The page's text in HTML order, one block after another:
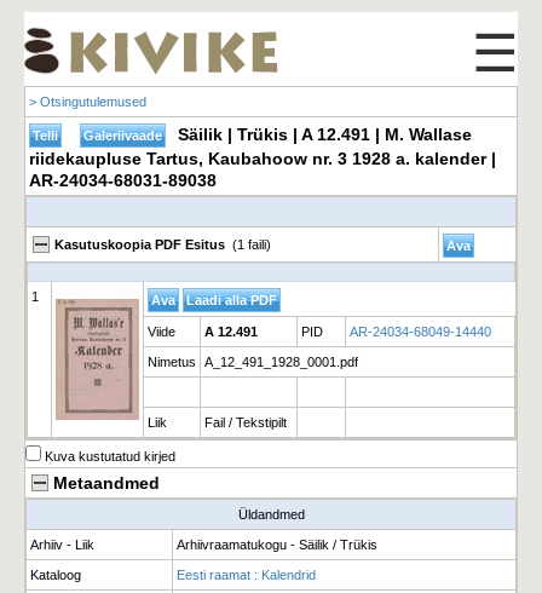
☰
> Otsingutulemused
Säilik | Trükis | A 12.491 | M. Wallase
riidekaupluse Tartus, Kaubahoow nr. 3 1928 a. kalender |
AR-24034-68031-89038
Kasutuskoopia PDF Esitus (1 faili)
1
Viide A 12.491 PID AR-24034-68049-14440
Nimetus A_12_491_1928_0001.pdf
Liik Fail / Tekstipilt
Kuva kustutatud kirjed
Metaandmed
Üldandmed
Arhiiv - Liik Arhiivraamatukogu - Säilik / Trükis
Kataloog Eesti raamat : Kalendrid